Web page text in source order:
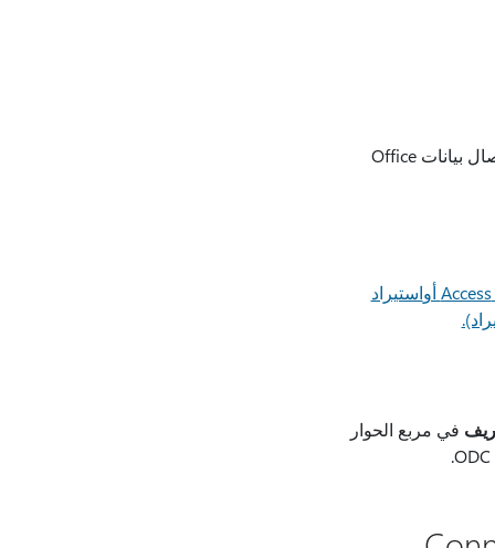
أو معالج اتصال البيانات، يمكنك استخدام Excel لإنشاء ملف اتصال بيانات Office
استيراد
في مربع الحوار